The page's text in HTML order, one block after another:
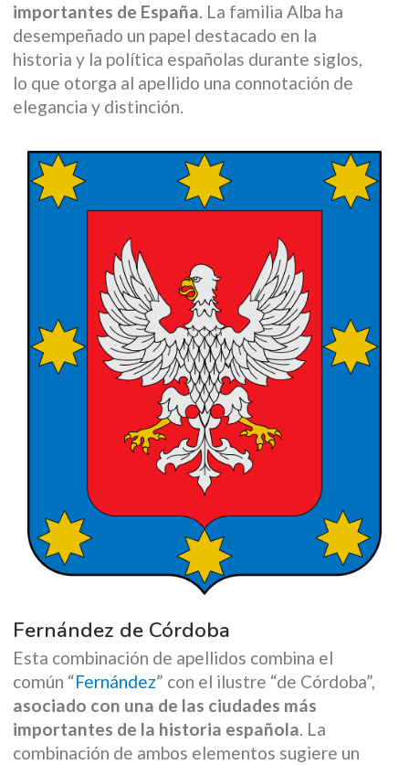
importantes de España. La familia Alba ha
desempeñado un papel destacado en la
historia y la política españolas durante siglos,
lo que otorga al apellido una connotación de
elegancia y distinción.
Fernández de Córdoba
Esta combinación de apellidos combina el
común “Fernández” con el ilustre “de Córdoba”,
asociado con una de las ciudades más
importantes de la historia española. La
combinación de ambos elementos sugiere un